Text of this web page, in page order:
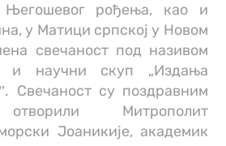
рођења, као и
у Матици српској у Новом
свечаност под називом
и научни скуп „Издања
Свечаност су поздравним
Митрополит
Јоаникије, академик